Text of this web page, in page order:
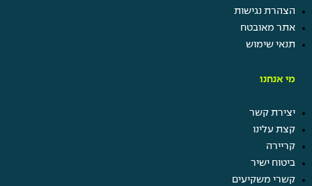
הצהרת נגישות
אתר מאובטח
תנאי שימוש
מי אנחנו
יצירת קשר
קצת עלינו
קריירה
ביטוח ישיר
קשרי משקיעים